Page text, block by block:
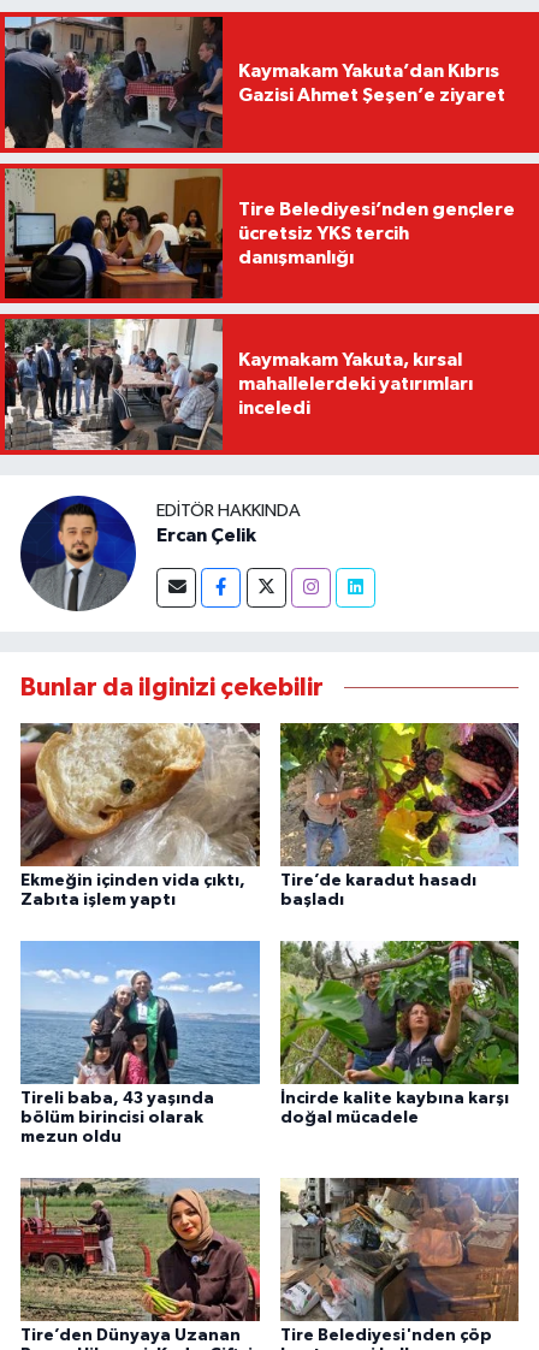
Kaymakam Yakuta’dan Kıbrıs
Gazisi Ahmet Şeşen’e ziyaret
Tire Belediyesi’nden gençlere
ücretsiz YKS tercih
danışmanlığı
Kaymakam Yakuta, kırsal
mahallelerdeki yatırımları
inceledi
EDITÖR HAKKINDA
Ercan Çelik
Bunlar da ilginizi çekebilir
Ekmeğin içinden vida çıktı,
Zabıta işlem yaptı
Tire’de karadut hasadı
başladı
Tireli baba, 43 yaşında
bölüm birincisi olarak
mezun oldu
İncirde kalite kaybına karşı
doğal mücadele
Tire’den Dünyaya Uzanan
Tire Belediyesi'nden çöp